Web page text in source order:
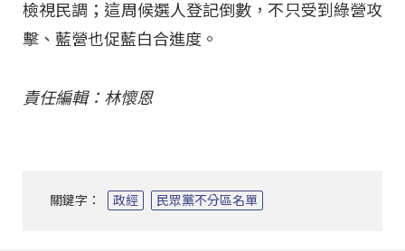
檢視民調；這周候選人登記倒數，不只受到綠營攻
擊、藍營也促藍白合進度。
責任編輯：林懷恩
關鍵字： 政經 民眾黨不分區名單